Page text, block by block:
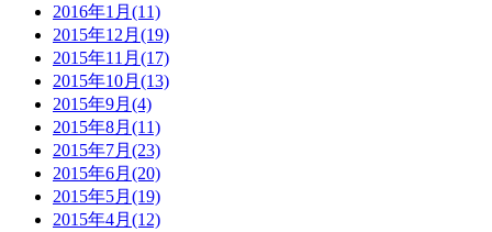
2016年1月(11)
2015年12月(19)
2015年11月(17)
2015年10月(13)
2015年9月(4)
2015年8月(11)
2015年7月(23)
2015年6月(20)
2015年5月(19)
2015年4月(12)